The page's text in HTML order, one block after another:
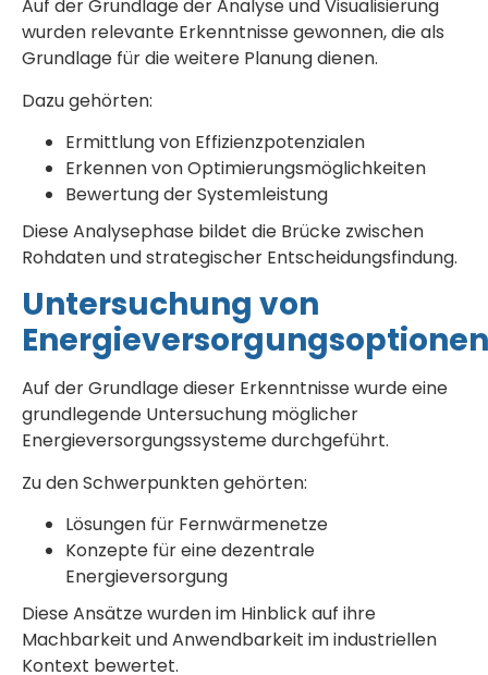
Auf der Grundlage der Analyse und Visualisierung
wurden relevante Erkenntnisse gewonnen, die als
Grundlage für die weitere Planung dienen.
Dazu gehörten:
Ermittlung von Effizienzpotenzialen
Erkennen von Optimierungsmöglichkeiten
Bewertung der Systemleistung
Diese Analysephase bildet die Brücke zwischen
Rohdaten und strategischer Entscheidungsfindung.
Untersuchung von
Energieversorgungsoptionen
Auf der Grundlage dieser Erkenntnisse wurde eine
grundlegende Untersuchung möglicher
Energieversorgungssysteme durchgeführt.
Zu den Schwerpunkten gehörten:
Lösungen für Fernwärmenetze
Konzepte für eine dezentrale
Energieversorgung
Diese Ansätze wurden im Hinblick auf ihre
Machbarkeit und Anwendbarkeit im industriellen
Kontext bewertet.